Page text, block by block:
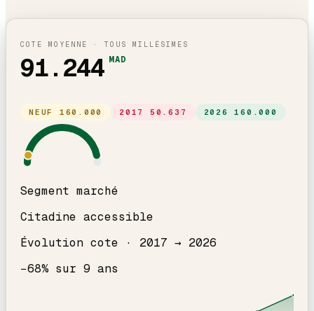
COTE MOYENNE · TOUS MILLÉSIMES
91.244 MAD
NEUF 160.000 2017 50.637 2026 160.000
Segment marché
Citadine accessible
Évolution cote · 2017 → 2026
−68% sur 9 ans